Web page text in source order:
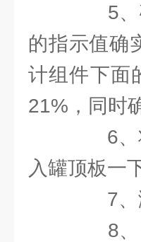
5、确
的指示值确
计组件下面
21%，同时
6、将
入罐顶板一
7、测
8、当